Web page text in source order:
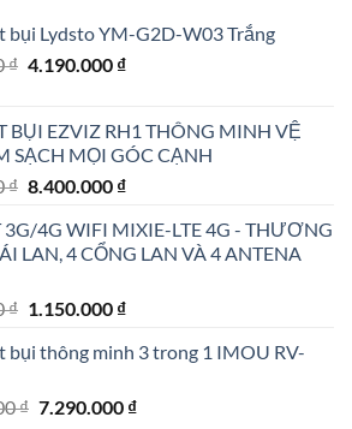
bụi Lydsto YM-G2D-W03 Trắng
₫ Giá
4.790.000 ₫.
4.190.000 ₫Giá
là:
4.190.000 ₫.
BỤI EZVIZ RH1 THÔNG MINH VỆ
SẠCH MỌI GÓC CẠNH
₫ Giá
là:
8.900.000 ₫.
8.400.000 ₫Giá
tại
là:
3G/4G WIFI MIXIE-LTE 4G - THƯƠNG
LAN, 4 CỔNG LAN VÀ 4 ANTENA
₫ Giá
là:
1.150.000 ₫Giá
tại
1.150.000 ₫.
bụi thông minh 3 trong 1 IMOU RV-
₫ Giá
7.290.000 ₫Giá